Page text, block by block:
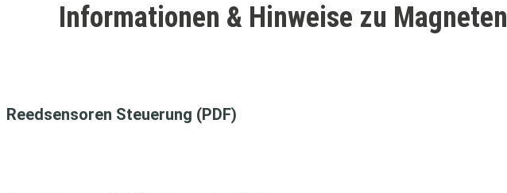
Informationen & Hinweise zu Magneten
Reedsensoren Steuerung (PDF)